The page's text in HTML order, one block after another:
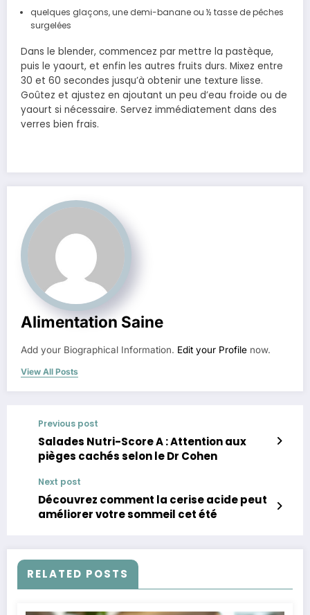
quelques glaçons, une demi-banane ou ½ tasse de pêches
surgelées
Dans le blender, commencez par mettre la pastèque,
puis le yaourt, et enfin les autres fruits durs. Mixez entre
30 et 60 secondes jusqu’à obtenir une texture lisse.
Goûtez et ajustez en ajoutant un peu d’eau froide ou de
yaourt si nécessaire. Servez immédiatement dans des
verres bien frais.
Alimentation Saine
Add your Biographical Information. Edit your Profile now.
View All Posts
Previous post
Salades Nutri-Score A : Attention aux
pièges cachés selon le Dr Cohen
Next post
Découvrez comment la cerise acide peut
améliorer votre sommeil cet été
RELATED POSTS